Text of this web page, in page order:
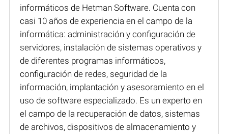
informáticos de Hetman Software. Cuenta con
casi 10 años de experiencia en el campo de la
informática: administración y configuración de
servidores, instalación de sistemas operativos y
de diferentes programas informáticos,
configuración de redes, seguridad de la
información, implantación y asesoramiento en el
uso de software especializado. Es un experto en
el campo de la recuperación de datos, sistemas
de archivos, dispositivos de almacenamiento y